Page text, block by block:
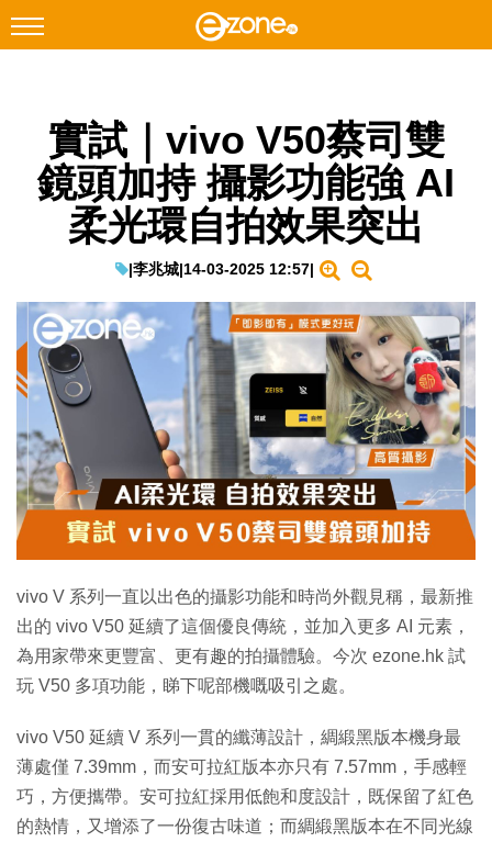
Facebook Instagram
科技焦點
網絡生活
教學評測
EduTech
IT Times
生成式AI與雲端應用
Enterprise Digital Transformation
特集
實試｜vivo V50蔡司雙
鏡頭加持 攝影功能強 AI
柔光環自拍效果突出
|李兆城|14-03-2025 12:57|
vivo V 系列一直以出色的攝影功能和時尚外觀見稱，最新推
出的 vivo V50 延續了這個優良傳統，並加入更多 AI 元素，
為用家帶來更豐富、更有趣的拍攝體驗。今次 ezone.hk 試
玩 V50 多項功能，睇下呢部機嘅吸引之處。
vivo V50 延續 V 系列一貫的纖薄設計，綢緞黑版本機身最
薄處僅 7.39mm，而安可拉紅版本亦只有 7.57mm，手感輕
巧，方便攜帶。安可拉紅採用低飽和度設計，既保留了紅色
的熱情，又增添了一份復古味道；而綢緞黑版本在不同光線